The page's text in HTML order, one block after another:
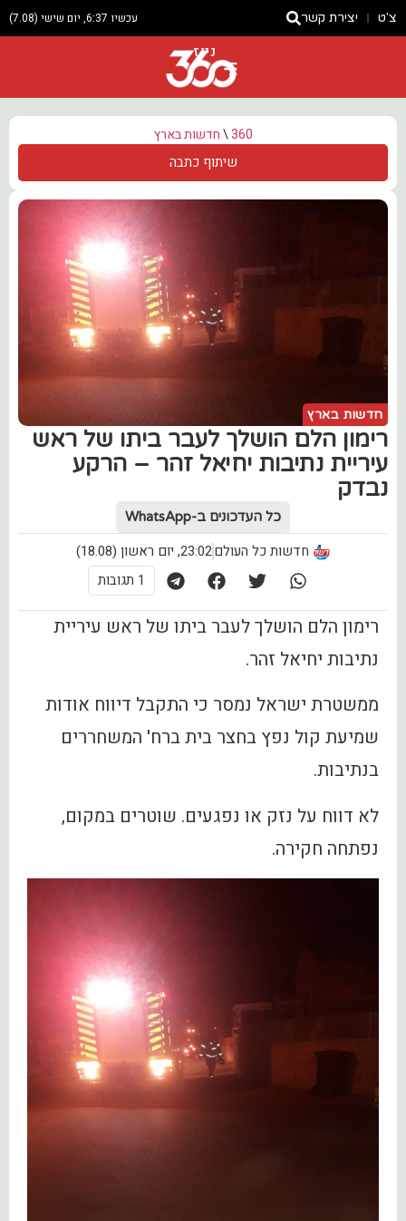
צ'ט יצירת קשר עכשיו 6:37, יום שישי (7.08)
ניוז
360
\חדשות בארץ
שיתוף כתבה
חדשות בארץ
רימון הלם הושלך לעבר ביתו של ראש
עיריית נתיבות יחיאל זהר – הרקע
נבדק
כל העדכונים ב-WhatsApp
חדשות כל העולם23:02, יום ראשון (18.08)
1 תגובות
רימון הלם הושלך לעבר ביתו של ראש עיריית
נתיבות יחיאל זהר.
ממשטרת ישראל נמסר כי התקבל דיווח אודות
שמיעת קול נפץ בחצר בית ברח' המשחררים
בנתיבות.
לא דווח על נזק או נפגעים. שוטרים במקום,
נפתחה חקירה.